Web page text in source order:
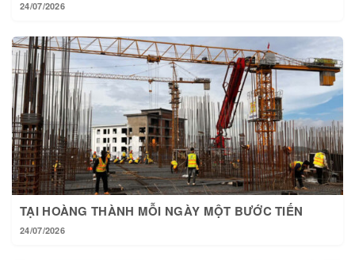
TẠI HOÀNG THÀNH MỖI NGÀY MỘT BƯỚC TIẾN
24/07/2026